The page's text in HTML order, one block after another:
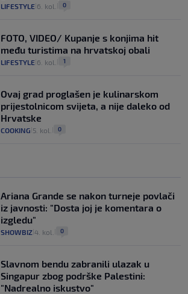
LIFESTYLE 6. kol. 0
FOTO, VIDEO/ Kupanje s konjima hit
među turistima na hrvatskoj obali
LIFESTYLE 6. kol. 1
Ovaj grad proglašen je kulinarskom
prijestolnicom svijeta, a nije daleko od
Hrvatske
COOKING 5. kol. 0
Ariana Grande se nakon turneje povlači
iz javnosti: "Dosta joj je komentara o
izgledu"
SHOWBIZ 4. kol. 0
Slavnom bendu zabranili ulazak u
Singapur zbog podrške Palestini:
"Nadrealno iskustvo"